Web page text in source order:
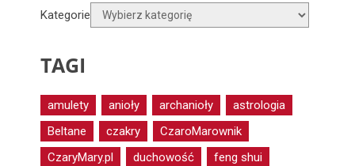
Kategorie
TAGI
amulety anioły archanioły
astrologia
Beltane
czakry
CzaroMarownik
CzaryMary.pl
duchowość
feng shui